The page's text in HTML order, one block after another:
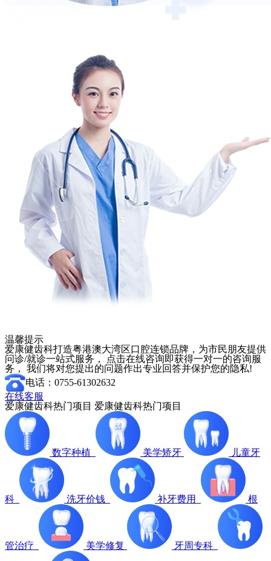
温馨提示
爱康健齿科打造粤港澳大湾区口腔连锁品牌，为市民朋友提供
问诊/就诊一站式服务， 点击在线咨询即获得一对一的咨询服
务， 我们将对您提出的问题作出专业回答并保护您的隐私!
电话：0755-61302632
在线客服
爱康健齿科热门项目 爱康健齿科热门项目
数字种植 美学矫牙 儿童牙
科 洗牙价钱 补牙费用 根
管治疗 美学修复 牙周专科